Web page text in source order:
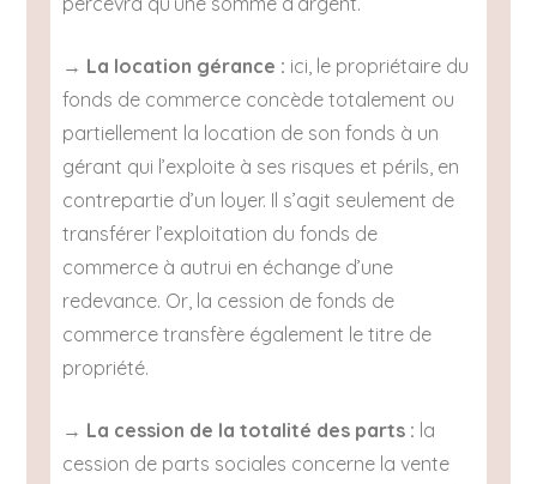
→ La location gérance : ici, le propriétaire du
fonds de commerce concède totalement ou
partiellement la location de son fonds à un
gérant qui l’exploite à ses risques et périls, en
contrepartie d’un loyer. Il s’agit seulement de
transférer l’exploitation du fonds de
commerce à autrui en échange d’une
redevance. Or, la cession de fonds de
commerce transfère également le titre de
propriété.
→ La cession de la totalité des parts : la
cession de parts sociales concerne la vente